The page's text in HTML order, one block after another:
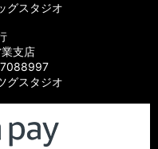
SW］対応 カ
SW］対応 カスタム
SW］対応 カスタム
グスタジオ
支店
グスタジオ